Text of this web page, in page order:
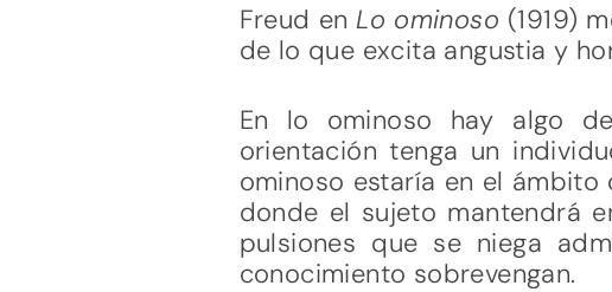
Freud enLo ominoso (1919)
de lo que excita angustia y
En lo ominoso hay algo
orientación tenga un
ominoso estaría en el
donde el sujeto mantendrá
pulsiones que se niega
conocimiento sobrevengan.